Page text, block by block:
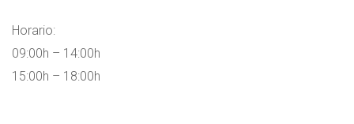
Horario:
09:00h – 14:00h
15:00h – 18:00h